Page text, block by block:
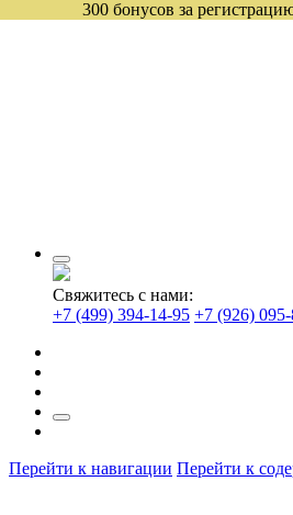
Свяжитесь с нами:
+7 (499) 394-14-95 +7 (926)
Перейти к навигации Перейти к
300 бонусов за